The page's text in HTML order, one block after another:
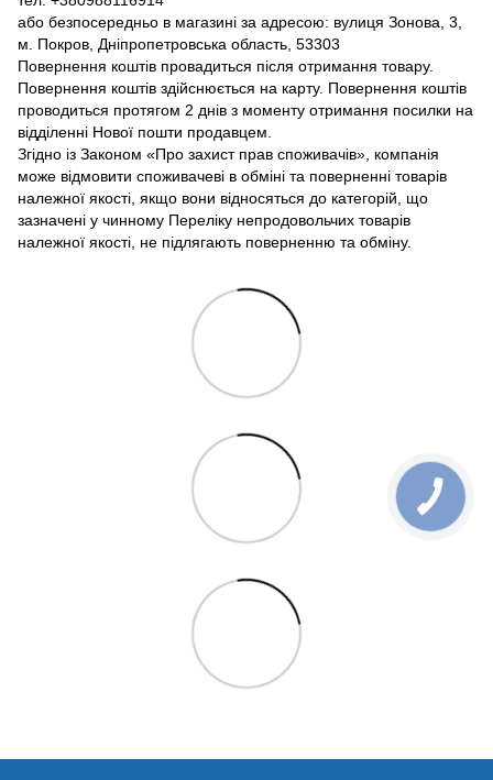
або безпосередньо в магазині за адресою: вулиця Зонова, 3,
м. Покров, Дніпропетровська область, 53303
Повернення коштів провадиться після отримання товару.
Повернення коштів здійснюється на карту. Повернення коштів
проводиться протягом 2 днів з моменту отримання посилки на
відділенні Нової пошти продавцем.
Згідно із Законом «Про захист прав споживачів», компанія
може відмовити споживачеві в обміні та поверненні товарів
належної якості, якщо вони відносяться до категорій, що
зазначені у чинному Переліку непродовольчих товарів
належної якості, не підлягають поверненню та обміну.